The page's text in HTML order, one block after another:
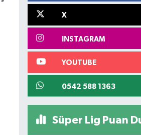
X
INSTAGRAM
YOUTUBE
0542 588 1363
Süper Lig Puan